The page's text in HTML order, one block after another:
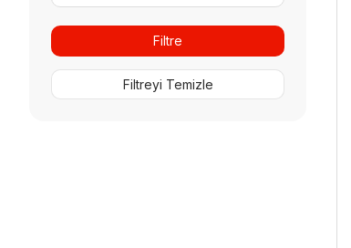
Filtre
Filtreyi Temizle